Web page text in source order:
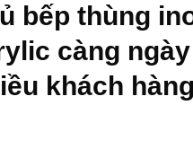
bếp thùng
càng
khách